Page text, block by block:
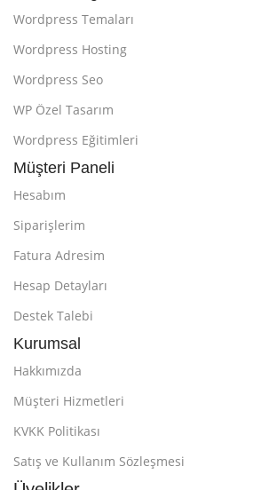
Wordpress Temaları
Wordpress Hosting
Wordpress Seo
WP Özel Tasarım
Wordpress Eğitimleri
Müşteri Paneli
Hesabım
Siparişlerim
Fatura Adresim
Hesap Detayları
Destek Talebi
Kurumsal
Hakkımızda
Müşteri Hizmetleri
KVKK Politikası
Satış ve Kullanım Sözleşmesi